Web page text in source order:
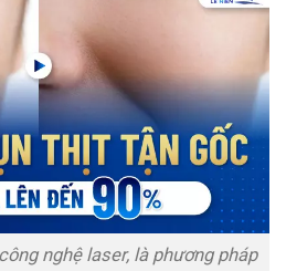
nghệ laser, là phương pháp